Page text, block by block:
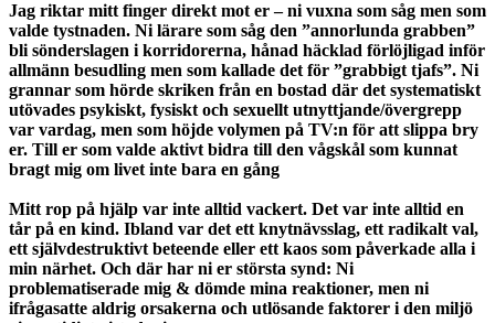
Jag riktar mitt finger direkt mot er – ni vuxna som såg men som
valde tystnaden. Ni lärare som såg den ”annorlunda grabben”
bli sönderslagen i korridorerna, hånad häcklad förlöjligad inför
allmänn besudling men som kallade det för ”grabbigt tjafs”. Ni
grannar som hörde skriken från en bostad där det systematiskt
utövades psykiskt, fysiskt och sexuellt utnyttjande/övergrepp
var vardag, men som höjde volymen på TV:n för att slippa bry
er. Till er som valde aktivt bidra till den vågskål som kunnat
bragt mig om livet inte bara en gång
Mitt rop på hjälp var inte alltid vackert. Det var inte alltid en
tår på en kind. Ibland var det ett knytnävsslag, ett radikalt val,
ett självdestruktivt beteende eller ett kaos som påverkade alla i
min närhet. Och där har ni er största synd: Ni
problematiserade mig & dömde mina reaktioner, men ni
ifrågasatte aldrig orsakerna och utlösande faktorer i den miljö